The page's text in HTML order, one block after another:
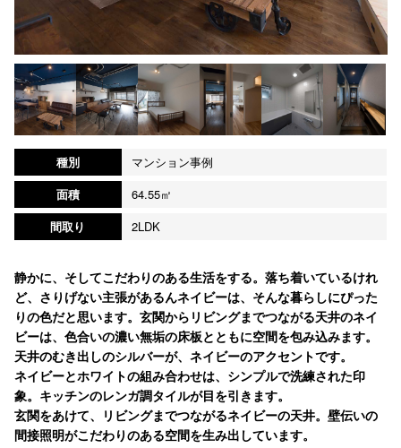
種別
マンション事例
面積
64.55㎡
間取り
2LDK
静かに、そしてこだわりのある生活をする。落ち着いているけれ
ど、さりげない主張があるんネイビーは、そんな暮らしにぴった
りの色だと思います。玄関からリビングまでつながる天井のネイ
ビーは、色合いの濃い無垢の床板とともに空間を包み込みます。
天井のむき出しのシルバーが、ネイビーのアクセントです。
ネイビーとホワイトの組み合わせは、シンプルで洗練された印
象。キッチンのレンガ調タイルが目を引きます。
玄関をあけて、リビングまでつながるネイビーの天井。壁伝いの
間接照明がこだわりのある空間を生み出しています。